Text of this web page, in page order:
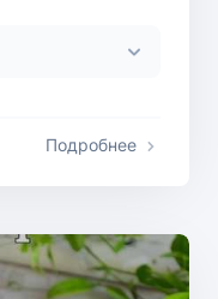
Подробнее